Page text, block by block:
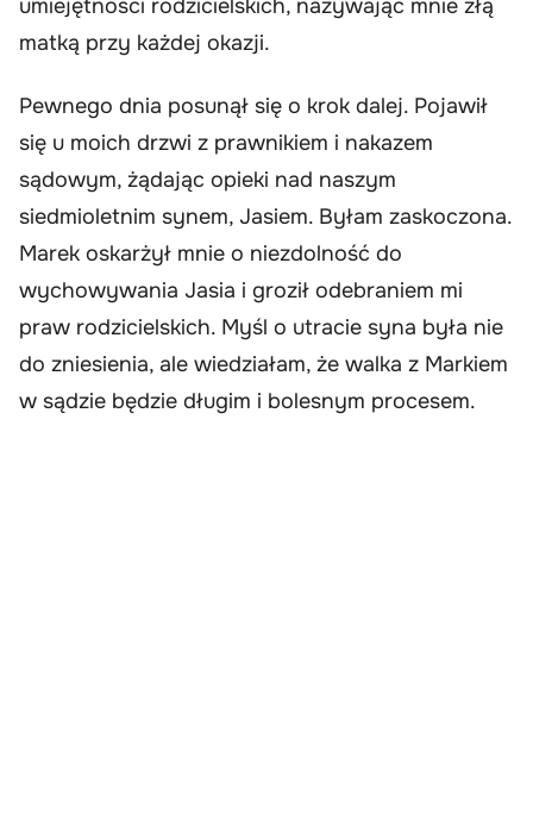
umiejętności rodzicielskich, nazywając mnie złą
matką przy każdej okazji.
Pewnego dnia posunął się o krok dalej. Pojawił
się u moich drzwi z prawnikiem i nakazem
sądowym, żądając opieki nad naszym
siedmioletnim synem, Jasiem. Byłam zaskoczona.
Marek oskarżył mnie o niezdolność do
wychowywania Jasia i groził odebraniem mi
praw rodzicielskich. Myśl o utracie syna była nie
do zniesienia, ale wiedziałam, że walka z Markiem
w sądzie będzie długim i bolesnym procesem.